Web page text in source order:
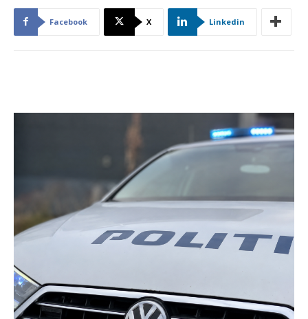
Facebook X Linkedin